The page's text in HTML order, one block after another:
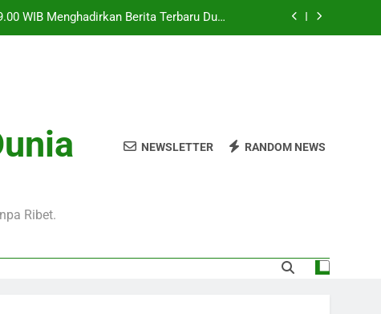
WIB Menghadirkan Berita Terbaru Duel
Jadi Sorotan Besar Pecinta Sepak Bola
20.00 WIB di Jalalive Menjadi Sajian
Untuk Pecinta Sepak Bola Nasional
WIB Menghadirkan Berita Terbaru Duel
Klub Terkenal Dari Inggris Dan Jerman
01.00 WIB Lengkap dengan Preview
Ribet.
NEWSLETTER RANDOM NEWS